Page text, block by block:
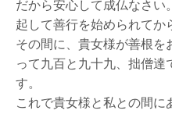
だから安心して成仏なさい
起して善行を始められてか
その間に、貴女様が善根を
って九百と九十九、拙僧達
す。
これで貴女様と私との間に